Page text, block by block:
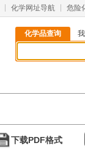
化学网址导航 危险
化学品查询
下载PDF格式